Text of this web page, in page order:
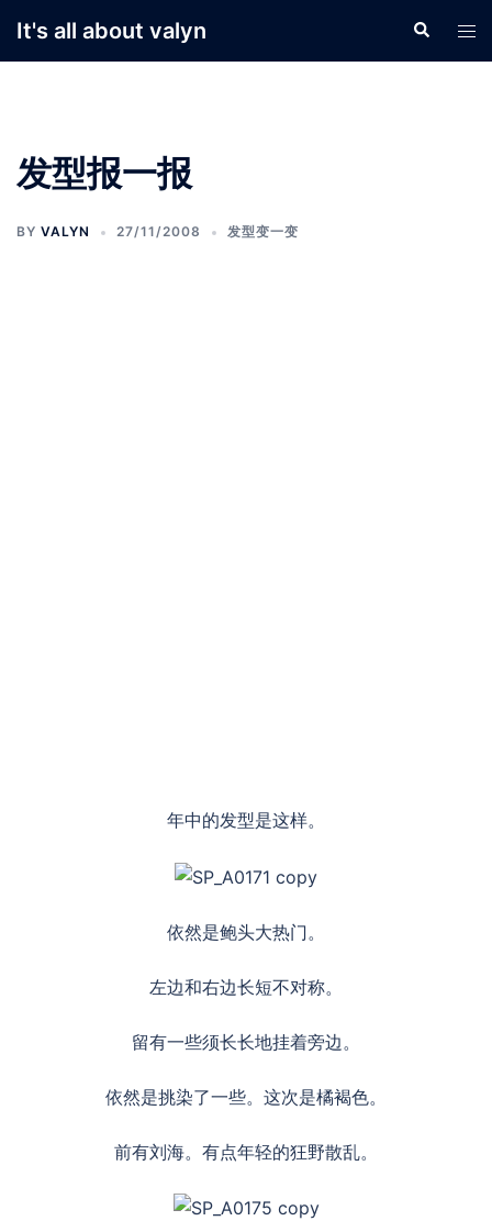
It's all about valyn Search
发型报一报
BY VALYN 27/11/2008 发型变一变
年中的发型是这样。
依然是鲍头大热门。
左边和右边长短不对称。
留有一些须长长地挂着旁边。
依然是挑染了一些。这次是橘褐色。
前有刘海。有点年轻的狂野散乱。